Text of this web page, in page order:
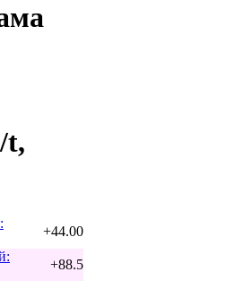
t,
+44.00
+88.5